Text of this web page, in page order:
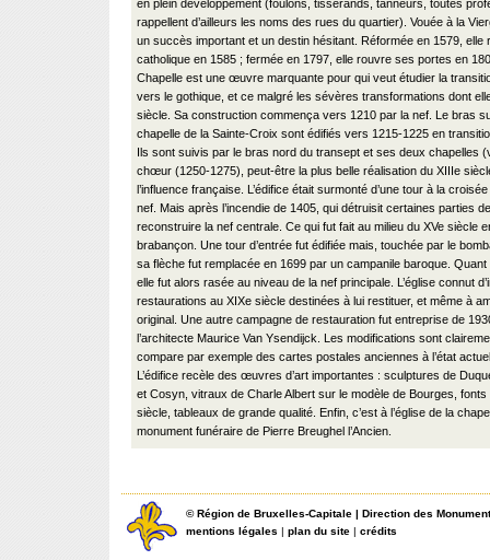
en plein développement (foulons, tisserands, tanneurs, toutes
rappellent d’ailleurs les noms des rues du quartier). Vouée à la
un succès important et un destin hésitant. Réformée en 1579, elle
catholique en 1585 ; fermée en 1797, elle rouvre ses portes en
Chapelle est une œuvre marquante pour qui veut étudier la
vers le gothique, et ce malgré les sévères transformations dont
siècle. Sa construction commença vers 1210 par la nef. Le bras
chapelle de la Sainte-Croix sont édifiés vers 1215-1225 en
Ils sont suivis par le bras nord du transept et ses deux chapelles
chœur (1250-1275), peut-être la plus belle réalisation du XIIIe
l’influence française. L’édifice était surmonté d’une tour à la
nef. Mais après l’incendie de 1405, qui détruisit certaines parties de
reconstruire la nef centrale. Ce qui fut fait au milieu du XVe siècle
brabançon. Une tour d’entrée fut édifiée mais, touchée par le
sa flèche fut remplacée en 1699 par un campanile baroque.
elle fut alors rasée au niveau de la nef principale. L’église connut
restaurations au XIXe siècle destinées à lui restituer, et même à
original. Une autre campagne de restauration fut entreprise de
l’architecte Maurice Van Ysendijck. Les modifications sont
compare par exemple des cartes postales anciennes à l’état
L’édifice recèle des œuvres d’art importantes : sculptures de
et Cosyn, vitraux de Charle Albert sur le modèle de Bourges, fonts
siècle, tableaux de grande qualité. Enfin, c’est à l’église de la
monument funéraire de Pierre Breughel l’Ancien.
©Région de Bruxelles-Capitale | Direction des
mentions légales | plan du site | crédits